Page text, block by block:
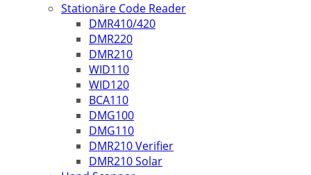
Stationäre Code Reader
DMR410/420
DMR220
DMR210
WID110
WID120
BCA110
DMG100
DMG110
DMR210 Verifier
DMR210 Solar